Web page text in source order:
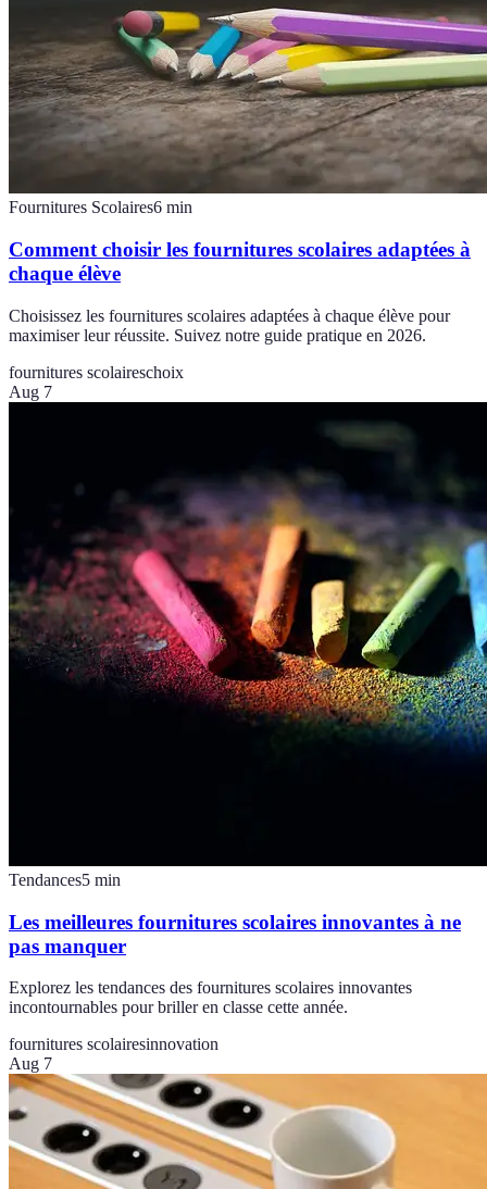
Fournitures Scolaires6 min
Comment choisir les fournitures scolaires adaptées à
chaque élève
Choisissez les fournitures scolaires adaptées à chaque élève pour
maximiser leur réussite. Suivez notre guide pratique en 2026.
fournitures scolaireschoix
Aug 7
Tendances5 min
Les meilleures fournitures scolaires innovantes à ne
pas manquer
Explorez les tendances des fournitures scolaires innovantes
incontournables pour briller en classe cette année.
fournitures scolairesinnovation
Aug 7